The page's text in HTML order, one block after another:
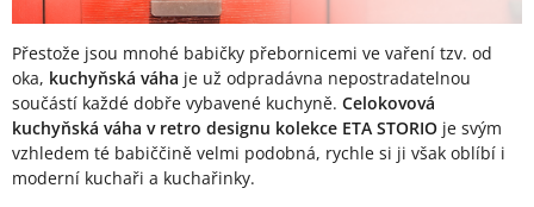
Přestože jsou mnohé babičky přebornicemi ve vaření tzv. od
oka, kuchyňská váha je už odpradávna nepostradatelnou
součástí každé dobře vybavené kuchyně. Celokovová
kuchyňská váha v retro designu kolekce ETA STORIO je svým
vzhledem té babiččině velmi podobná, rychle si ji však oblíbí i
moderní kuchaři a kuchařinky.